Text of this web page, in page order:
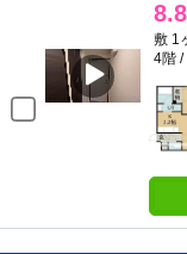
8.8
敷 1
4階 /